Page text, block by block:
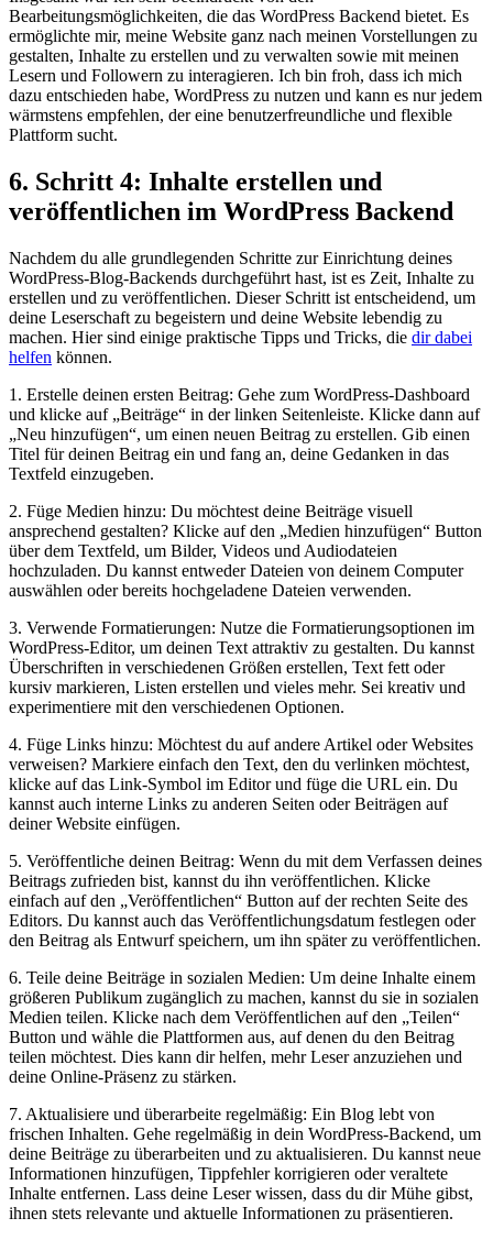
Bearbeitungsmöglichkeiten, die das WordPress Backend bietet. Es
ermöglichte mir, meine Website ganz nach meinen Vorstellungen zu
gestalten, Inhalte zu erstellen und zu verwalten sowie mit meinen
Lesern und Followern zu interagieren. Ich bin froh, dass ich mich
dazu entschieden habe, WordPress zu nutzen und kann es nur jedem
wärmstens empfehlen, der eine benutzerfreundliche und flexible
Plattform sucht.
6. Schritt 4: Inhalte erstellen und
veröffentlichen im WordPress Backend
Nachdem du alle grundlegenden Schritte zur Einrichtung deines
WordPress-Blog-Backends durchgeführt hast, ist es Zeit, Inhalte zu
erstellen und zu veröffentlichen. Dieser Schritt ist entscheidend, um
deine Leserschaft zu begeistern und deine Website lebendig zu
machen. Hier sind einige praktische Tipps und Tricks, die dir dabei
helfen können.
1. Erstelle deinen ersten Beitrag: Gehe zum WordPress-Dashboard
und klicke auf „Beiträge“ in der linken Seitenleiste. Klicke dann auf
„Neu hinzufügen“, um einen neuen Beitrag zu erstellen. Gib einen
Titel für deinen Beitrag ein und fang an, deine Gedanken in das
Textfeld einzugeben.
2. Füge Medien hinzu: Du möchtest deine Beiträge visuell
ansprechend gestalten? Klicke auf den „Medien hinzufügen“ Button
über dem Textfeld, um Bilder, Videos und Audiodateien
hochzuladen. Du kannst entweder Dateien von deinem Computer
auswählen oder bereits hochgeladene Dateien verwenden.
3. Verwende Formatierungen: Nutze die Formatierungsoptionen im
WordPress-Editor, um deinen Text attraktiv zu gestalten. Du kannst
Überschriften in verschiedenen Größen erstellen, Text fett oder
kursiv markieren, Listen erstellen und vieles mehr. Sei kreativ und
experimentiere mit den verschiedenen Optionen.
4. Füge Links hinzu: Möchtest du auf andere Artikel oder Websites
verweisen? Markiere einfach den Text, den du verlinken möchtest,
klicke auf das Link-Symbol im Editor und füge die URL ein. Du
kannst auch interne Links zu anderen Seiten oder Beiträgen auf
deiner Website einfügen.
5. Veröffentliche deinen Beitrag: Wenn du mit dem Verfassen deines
Beitrags zufrieden bist, kannst du ihn veröffentlichen. Klicke
einfach auf den „Veröffentlichen“ Button auf der rechten Seite des
Editors. Du kannst auch das Veröffentlichungsdatum festlegen oder
den Beitrag als Entwurf speichern, um ihn später zu veröffentlichen.
6. Teile deine Beiträge in sozialen Medien: Um deine Inhalte einem
größeren Publikum zugänglich zu machen, kannst du sie in sozialen
Medien teilen. Klicke nach dem Veröffentlichen auf den „Teilen“
Button und wähle die Plattformen aus, auf denen du den Beitrag
teilen möchtest. Dies kann dir helfen, mehr Leser anzuziehen und
deine Online-Präsenz zu stärken.
7. Aktualisiere und überarbeite regelmäßig: Ein Blog lebt von
frischen Inhalten. Gehe regelmäßig in dein WordPress-Backend, um
deine Beiträge zu überarbeiten und zu aktualisieren. Du kannst neue
Informationen hinzufügen, Tippfehler korrigieren oder veraltete
Inhalte entfernen. Lass deine Leser wissen, dass du dir Mühe gibst,
ihnen stets relevante und aktuelle Informationen zu präsentieren.